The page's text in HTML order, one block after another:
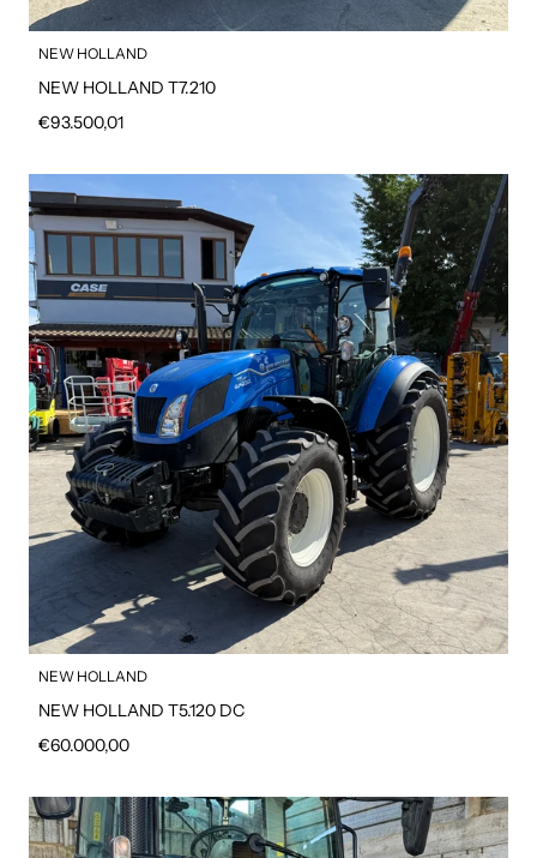
NEW HOLLAND
NEW HOLLAND T7.210
Prezzo regolare
€93.500,01
NEW HOLLAND
NEW HOLLAND T5.120 DC
Prezzo regolare
€60.000,00